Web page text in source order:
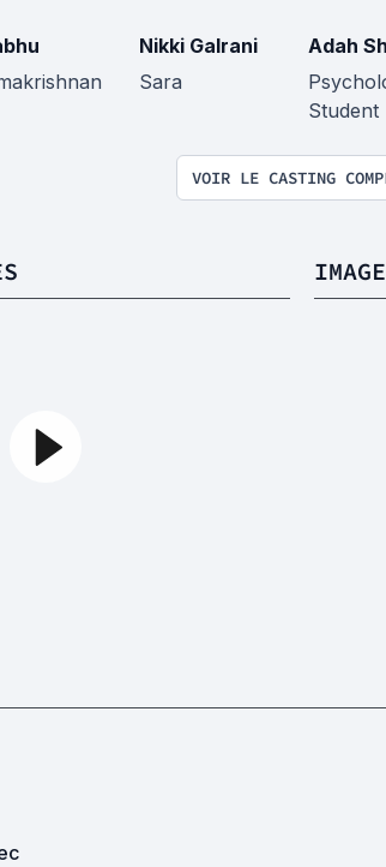
Nikki Galrani
Sara
Adah
Student
VOIR LE CASTING